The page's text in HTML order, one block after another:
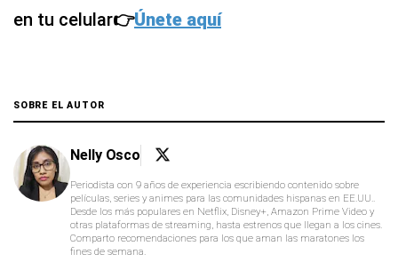
en tu celular👉Únete aquí
SOBRE EL AUTOR
Nelly Osco
Periodista con 9 años de experiencia escribiendo contenido sobre
películas, series y animes para las comunidades hispanas en EE.UU..
Desde los más populares en Netflix, Disney+, Amazon Prime Video y
otras plataformas de streaming, hasta estrenos que llegan a los cines.
Comparto recomendaciones para los que aman las maratones los
fines de semana.